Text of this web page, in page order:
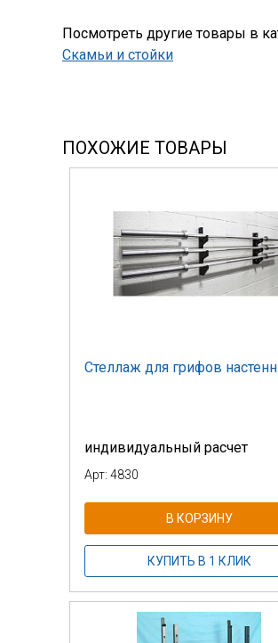
Посмотреть другие товары в
Скамьи и стойки
ПОХОЖИЕ ТОВАРЫ
Стеллаж для грифов
индивидуальный расчет
Арт: 4830
В КОРЗИНУ
КУПИТЬ В 1 КЛИК